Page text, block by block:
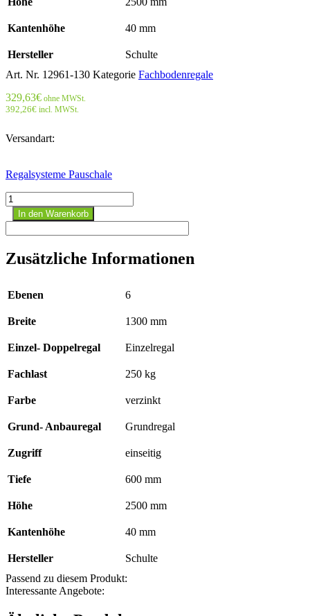
Kantenhöhe 40 mm
Hersteller
Schulte
Art. Nr. 12961-130 Kategorie Fachbodenregale
329,63€ ohne MWSt.
392,26€ incl. MWSt.
Versandart:
Regalsysteme Pauschale
Fachbodenregal
Grundregal
2500
mm
1300
600
Typ
kg
einseitig
In den Warenkorb
Zusätzliche Informationen
Ebenen 6
Breite 1300 mm
Einzel- Doppelregal Einzelregal
Fachlast 250 kg
Farbe verzinkt
Grund- Anbauregal Grundregal
Zugriff einseitig
Tiefe 600 mm
Höhe 2500 mm
Kantenhöhe 40 mm
Hersteller
Schulte
Passend zu diesem Produkt:
Interessante Angebote: